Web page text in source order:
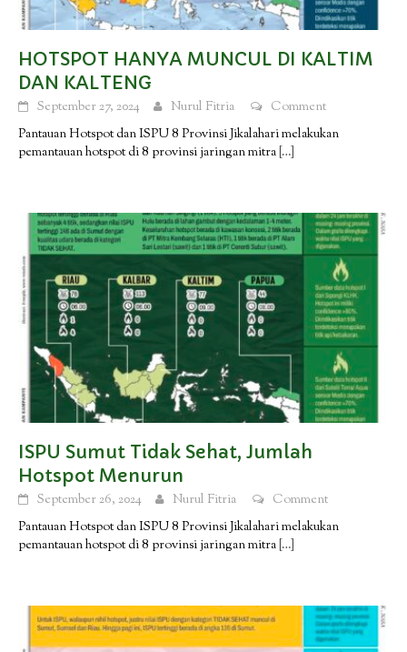
HOTSPOT HANYA MUNCUL DI KALTIM
DAN KALTENG
September 27, 2024 Nurul Fitria
Comment
Pantauan Hotspot dan ISPU 8 Provinsi Jikalahari melakukan
pemantauan hotspot di 8 provinsi jaringan mitra […]
ISPU Sumut Tidak Sehat, Jumlah
Hotspot Menurun
September 26, 2024 Nurul Fitria
Comment
Pantauan Hotspot dan ISPU 8 Provinsi Jikalahari melakukan
pemantauan hotspot di 8 provinsi jaringan mitra […]